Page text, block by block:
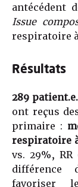
antécédent
Issue
respiratoire
Résultats
289
ont reçus
primaire :
respiratoire
vs. 29%, RR
différence
favoriser